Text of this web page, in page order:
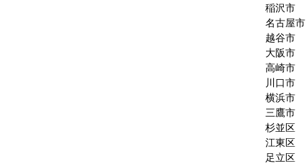
稲沢市
名古屋市
越谷市
大阪市
高崎市
川口市
横浜市
三鷹市
杉並区
江東区
足立区